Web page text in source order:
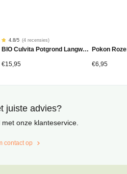
Gewaardeerd
4.75
gebaseerd
op
4
4.8/5 (4 recensies)
BIO Culvita Potgrond Langwerkend 40 liter
€15,95
Pokon
€6,95
juiste advies?
onze klanteservice.
contact op